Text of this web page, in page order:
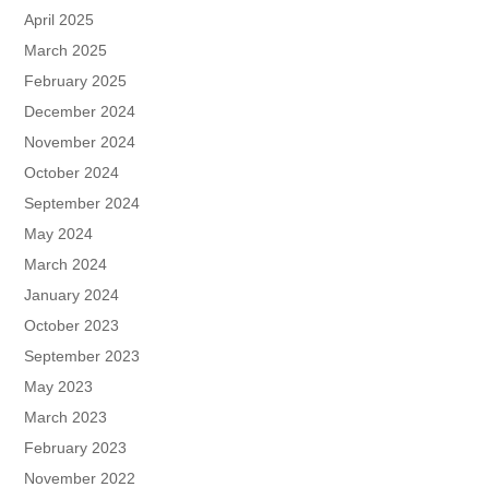
April 2025
March 2025
February 2025
December 2024
November 2024
October 2024
September 2024
May 2024
March 2024
January 2024
October 2023
September 2023
May 2023
March 2023
February 2023
November 2022